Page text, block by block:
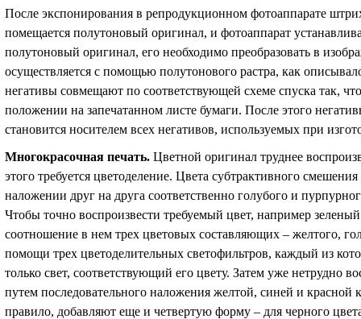
После экспонирования в репродукционном фотоаппарате
помещается полутоновый оригинал, и фотоаппарат
полутоновый оригинал, его необходимо преобразовать в
осуществляется с помощью полутонового растра, как
негативы совмещают по соответствующей схеме спуска так,
положении на запечатанном листе бумаги. После этого
становится носителем всех негативов, используемых при
Многокрасочная печать. Цветной оригинал труднее
этого требуется цветоделение. Цвета субтрактивного
наложении друг на друга соответственно голубого и
Чтобы точно воспроизвести требуемый цвет, например
соотношение в нем трех цветовых составляющих – желтого,
помощи трех цветоделительных светофильтров, каждый из
только свет, соответствующий его цвету. Затем уже нетрудно
путем последовательного наложения желтой, синей и красной
правило, добавляют еще и четвертую форму – для черного